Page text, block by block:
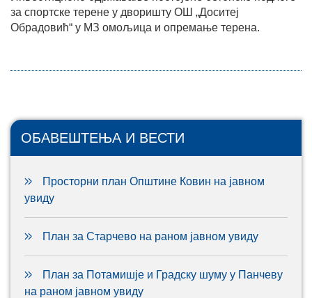
за спортске терене у дворишту ОШ „Доситеј
Обрадовић“ у МЗ омољица и опремање терена.
ОБАВЕШТЕЊА И ВЕСТИ
Просторни план Општине Ковин на јавном
увиду
План за Старчево на раном јавном увиду
План за Потамишје и Градску шуму у Панчеву
на раном јавном увиду